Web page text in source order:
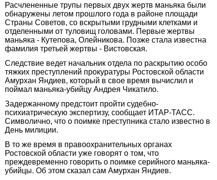
Расчлененные трупы первых двух жертв маньяка были
обнаружены летом прошлого года в районе площади
Страны Советов, со вскрытыми грудными клетками и
отделенными от туловищ головами. Первые жертвы
маньяка - Кутепова, Олейникова. Позже стала известна
фамилия третьей жертвы - Вистовская.
Следствие ведет начальник отдела по раскрытию особо
тяжких преступлений прокуратуры Ростовской области
Амурхан Яндиев, который в свое время вычислил и
поймал маньяка-убийцу Андрея Чикатило.
Задержанному предстоит пройти судебно-
психиатрическую экспертизу, сообщает ИТАР-ТАСС.
Символично, что о поимке преступника стало известно в
День милиции.
В то же время в правоохранительных органах
Ростовской области уже говорят о том, что
преждевременно говорить о поимке серийного маньяка-
убийцы. Об этом сказал сам Амурхан Яндиев.